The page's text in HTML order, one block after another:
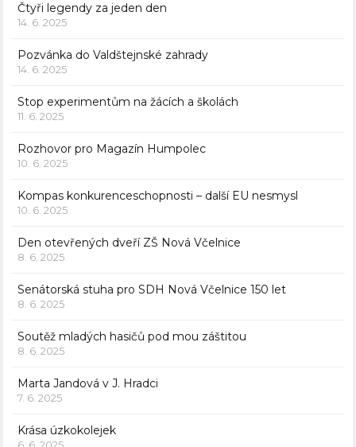
Čtyři legendy za jeden den
14. 6. 2025
Pozvánka do Valdštejnské zahrady
14. 6. 2025
Stop experimentům na žácích a školách
11. 6. 2025
Rozhovor pro Magazín Humpolec
10. 6. 2025
Kompas konkurenceschopnosti – další EU nesmysl
10. 6. 2025
Den otevřených dveří ZŠ Nová Včelnice
8. 6. 2025
Senátorská stuha pro SDH Nová Včelnice 150 let
8. 6. 2025
Soutěž mladých hasičů pod mou záštitou
8. 6. 2025
Marta Jandová v J. Hradci
7. 6. 2025
Krása úzkokolejek